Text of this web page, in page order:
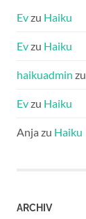
Evzu Haiku
Evzu Haiku
haikuadmin zu
Evzu Haiku
Anja zu Haiku
ARCHIV